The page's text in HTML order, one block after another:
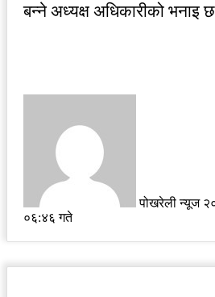
बन्ने अध्यक्ष अधिकारीको भनाइ
पोखरेली न्यूज
०६:४६ गते